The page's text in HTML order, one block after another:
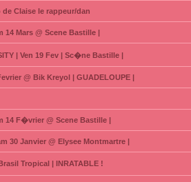
Claise le rappeur/dan
14 Mars @ Scene Bastille |
| Ven 19 Fev | Sc�ne Bastille |
@ Bik Kreyol | GUADELOUPE |
14 F�vrier @ Scene Bastille |
30 Janvier @ Elysee Montmartre |
Tropical | INRATABLE !